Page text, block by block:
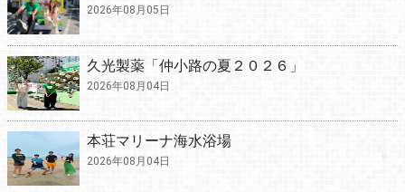
2026年08月05日
久光製薬「仲小路の夏２０２６」
2026年08月04日
本荘マリーナ海水浴場
2026年08月04日